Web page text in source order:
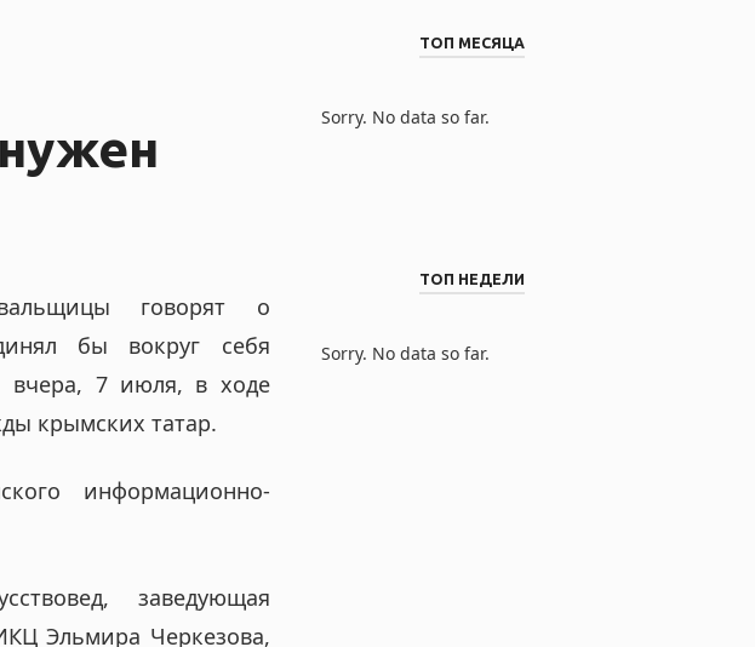
говорят о
бы вокруг себя
вчера, 7 июля, в ходе
крымских татар.
информационно-
заведующая
Эльмира Черкезова,
ТОП МЕСЯЦА
Sorry. No data so far.
ТОП НЕДЕЛИ
Sorry. No data so far.